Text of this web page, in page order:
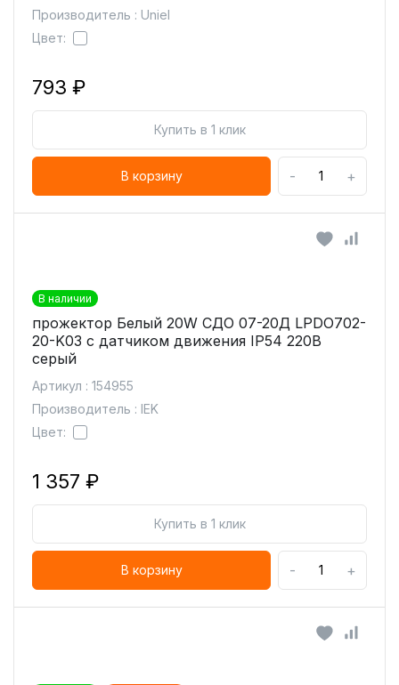
Производитель : Uniel
Цвет:
793 ₽
Купить в 1 клик
В корзину - +
В наличии
прожектор Белый 20W СДО 07-20Д LPDO702-
20-K03 с датчиком движения IP54 220В
серый
Артикул : 154955
Производитель : IEK
Цвет:
1 357 ₽
Купить в 1 клик
В корзину - +